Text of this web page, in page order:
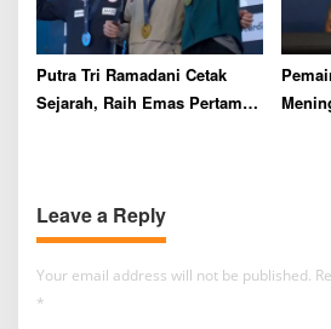
Putra Tri Ramadani Cetak
Sejarah, Raih Emas Pertama
Leave a Reply
Your email address will not be published.
*